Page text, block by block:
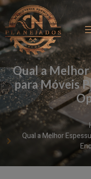
Qual a Melhor
para Móveis
Qual a Melhor